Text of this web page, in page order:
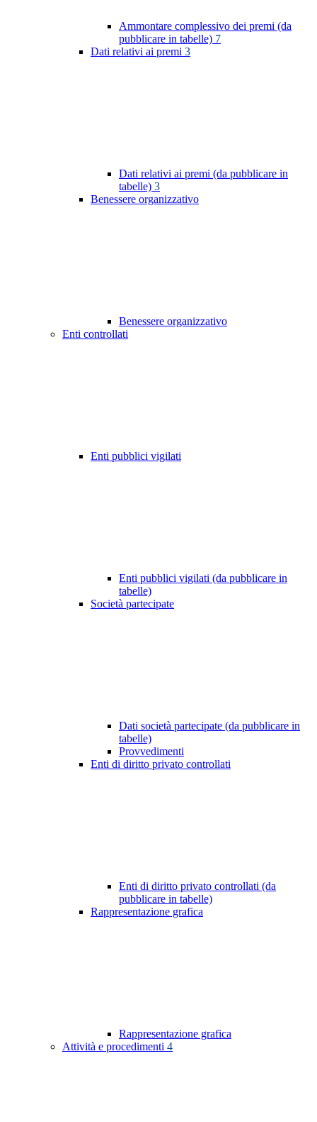
Ammontare complessivo dei premi (da
pubblicare in tabelle) 7
Dati relativi ai premi 3
Dati relativi ai premi (da pubblicare in
tabelle) 3
Benessere organizzativo
Benessere organizzativo
Enti controllati
Enti pubblici vigilati
Enti pubblici vigilati (da pubblicare in
tabelle)
Società partecipate
Dati società partecipate (da pubblicare in
tabelle)
Provvedimenti
Enti di diritto privato controllati
Enti di diritto privato controllati (da
pubblicare in tabelle)
Rappresentazione grafica
Rappresentazione grafica
Attività e procedimenti 4